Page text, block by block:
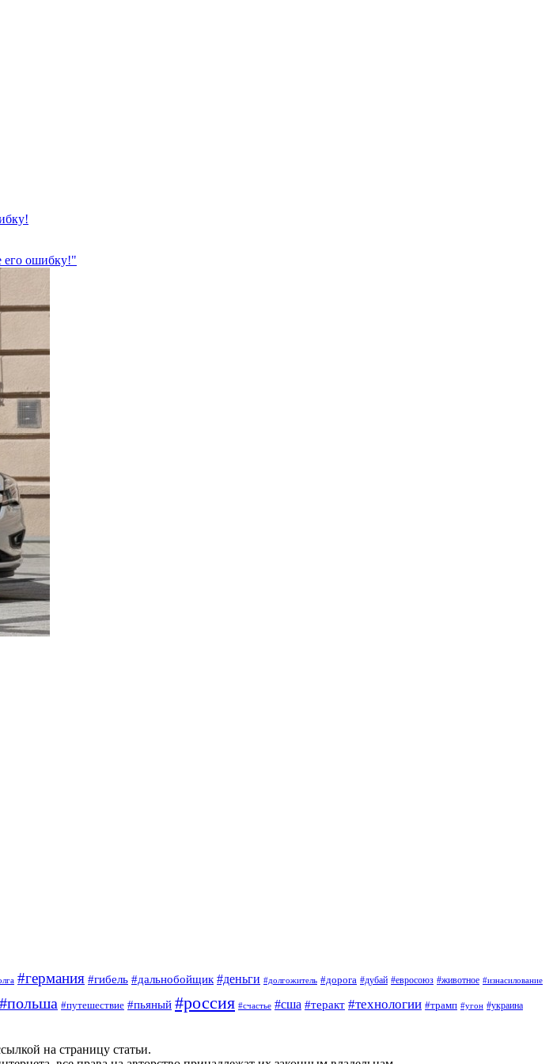
его ошибку!"
#германия #гибель #дальнобойщик #деньги #долгожитель #дорога #дубай #евросоюз #животное #изнасилование
#польша #путешествие #пьяный #россия #счастье #сша #теракт #технологии #трамп #угон #украина
на страницу статьи.